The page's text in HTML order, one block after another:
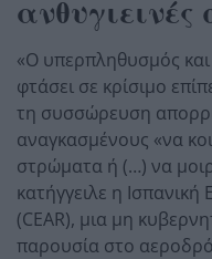
ανθυγιεινές
«Ο υπερπληθυσμός και
φτάσει σε κρίσιμο
τη συσσώρευση
αναγκασμένους «να
στρώματα ή (…) να
κατήγγειλε η
(CEAR), μια μη
παρουσία στο